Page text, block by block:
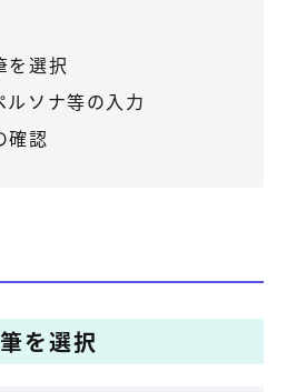
を選択
ソナ等の入力
確認
を選択